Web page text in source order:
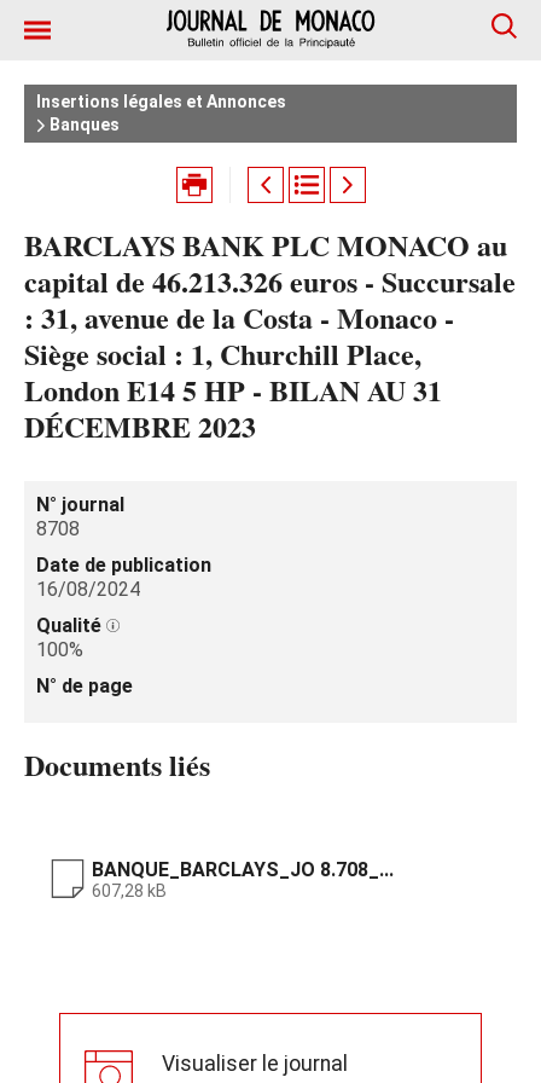
Insertions légales et Annonces
Banques
BARCLAYS BANK PLC MONACO au
capital de 46.213.326 euros - Succursale
: 31, avenue de la Costa - Monaco -
Siège social : 1, Churchill Place,
London E14 5 HP - BILAN AU 31
DÉCEMBRE 2023
N° journal
8708
Date de publication
16/08/2024
Qualité
100%
N° de page
Documents liés
BANQUE_BARCLAYS_JO 8.708_...
607,28 kB
Visualiser le journal